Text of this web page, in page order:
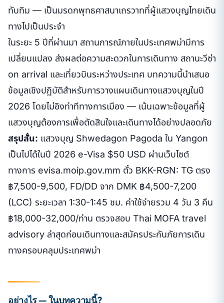
ทับทิม — เป็นมรดกพุทธศาสนาเถรวาทที่ผู้แสวงบุญไทยเดิน
ทางไปเป็นประจำ
ในระยะ 5 ปีที่ผ่านมา สถานการณ์ภายในประเทศพม่ามีการ
เปลี่ยนแปลง ส่งผลต่อความสะดวกในการเดินทาง สถานะวีซ่า
on arrival และเที่ยวบินระหว่างประเทศ บทความนี้นำเสนอ
ข้อมูลเชิงปฏิบัติสำหรับการวางแผนเดินทางแสวงบุญในปี
2026 โดยไม่อิงท่าทีทางการเมือง — เน้นเฉพาะข้อมูลที่ผู้
แสวงบุญต้องการเพื่อตัดสินใจและเดินทางได้อย่างปลอดภัย
สรุปสั้น: แสวงบุญ Shwedagon Pagoda ใน Yangon
เป็นไปได้ในปี 2026 e-Visa $50 USD ผ่านเว็บไซต์
ทางการ evisa.moip.gov.mm ตั๋ว BKK-RGN: TG ตรง
฿7,500-9,500, FD/DD จาก DMK ฿4,500-7,200
(LCC) ระยะเวลา 1:30-1:45 ชม. ค่าใช้จ่ายรวม 4 วัน 3 คืน
฿18,000-32,000/ท่าน ตรวจสอบ Thai MOFA travel
advisory ล่าสุดก่อนเดินทางและสมัครประกันภัยการเดิน
ทางครอบคลุมประเทศพม่า
อย่างไร — ในบทความนี้?